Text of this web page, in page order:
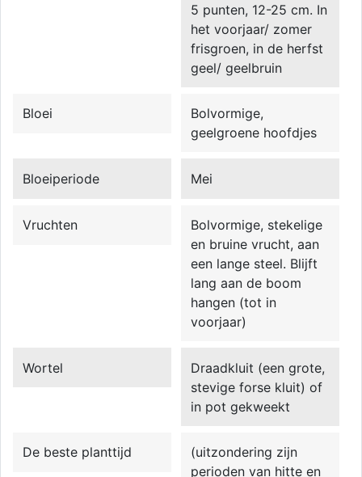
5 punten, 12-25 cm. In
het voorjaar/ zomer
frisgroen, in de herfst
geel/ geelbruin
Bloei
Bolvormige,
geelgroene hoofdjes
Bloeiperiode Mei
Vruchten
Bolvormige, stekelige
en bruine vrucht, aan
een lange steel. Blijft
lang aan de boom
hangen (tot in
voorjaar)
Wortel
Draadkluit (een grote,
stevige forse kluit) of
in pot gekweekt
De beste planttijd
(uitzondering zijn
perioden van hitte en